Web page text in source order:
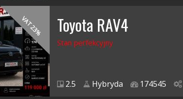
VAT 23% Toyota RAV4
Stan perfekcyjny
2.5 Hybryda 174545